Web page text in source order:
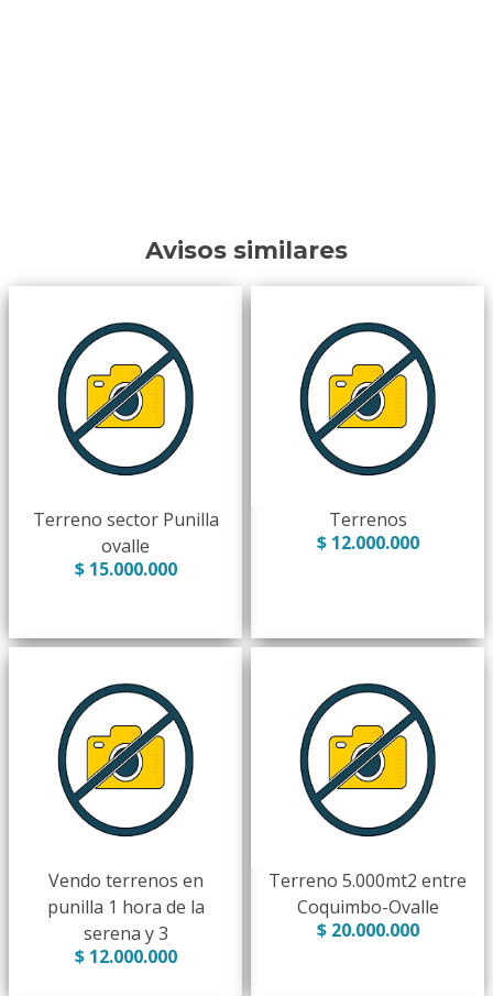
Avisos similares
Terreno sector Punilla
ovalle
$ 15.000.000
Terrenos
$ 12.000.000
Vendo terrenos en
punilla 1 hora de la
serena y 3
$ 12.000.000
Terreno 5.000mt2 entre
Coquimbo-Ovalle
$ 20.000.000